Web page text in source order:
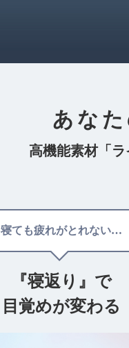
あなた
高機能素材「
寝ても疲れがとれない…
『寝返り』で
目覚めが変わる